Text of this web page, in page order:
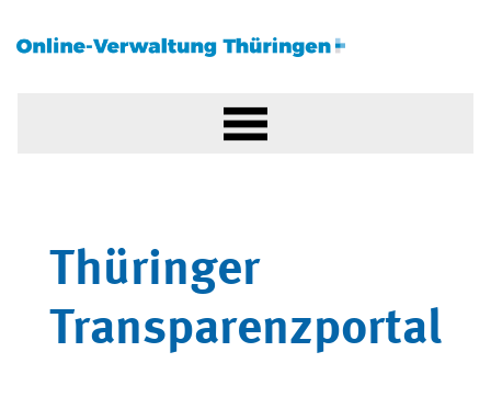
Thüringer
Transparenzportal